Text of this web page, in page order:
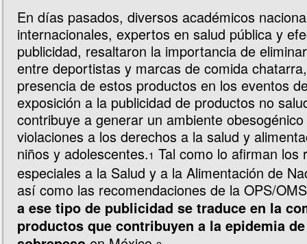
En días pasados, diversos académicos
internacionales, expertos en salud pública y
publicidad, resaltaron la importancia de
entre deportistas y marcas de comida
presencia de estos productos en los eventos
exposición a la publicidad de productos no
contribuye a generar un ambiente
violaciones a los derechos a la salud y
niños y adolescentes.1 Tal como lo afirman los
especiales a la Salud y a la Alimentación de
así como las recomendaciones de la OPS/
a ese tipo de publicidad se traduce en la
productos que contribuyen a la epidemia